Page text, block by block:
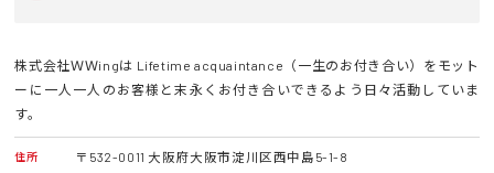
株式会社ＷＷingは Lifetime acquaintance（一生のお付き合い）をモット
ーに一人一人のお客様と末永くお付き合いできるよう日々活動していま
す。
住所
〒532-0011 大阪府大阪市淀川区西中島5-1-8